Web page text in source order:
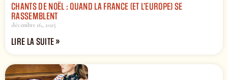
CHANTS DE NOËL : QUAND LA FRANCE (ET L’EUROPE) SE
RASSEMBLENT
décembre 16, 2025
LIRE LA SUITE »